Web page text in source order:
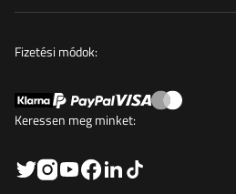
Fizetési módok:
Keressen meg minket: